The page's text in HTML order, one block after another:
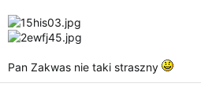
Pan Zakwas nie taki straszny